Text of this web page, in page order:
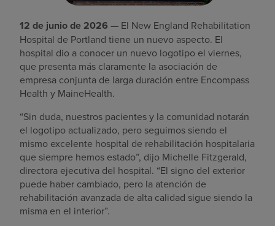
12 de junio de 2026 — El New England Rehabilitation
Hospital de Portland tiene un nuevo aspecto. El
hospital dio a conocer un nuevo logotipo el viernes,
que presenta más claramente la asociación de
empresa conjunta de larga duración entre Encompass
Health y MaineHealth.
“Sin duda, nuestros pacientes y la comunidad notarán
el logotipo actualizado, pero seguimos siendo el
mismo excelente hospital de rehabilitación hospitalaria
que siempre hemos estado”, dijo Michelle Fitzgerald,
directora ejecutiva del hospital. “El signo del exterior
puede haber cambiado, pero la atención de
rehabilitación avanzada de alta calidad sigue siendo la
misma en el interior”.